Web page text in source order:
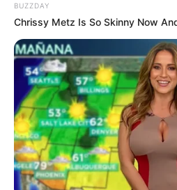
BUZZDAY
Chrissy Metz Is So Skinny Now